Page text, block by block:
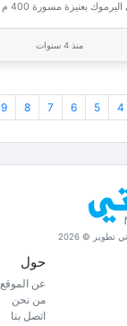
بعنيزة مسورة 400 م
منذ 4 سنوات
4
5
6
7
8
9
© 2026
حول
عن الموقع
من نحن
اتصل بنا